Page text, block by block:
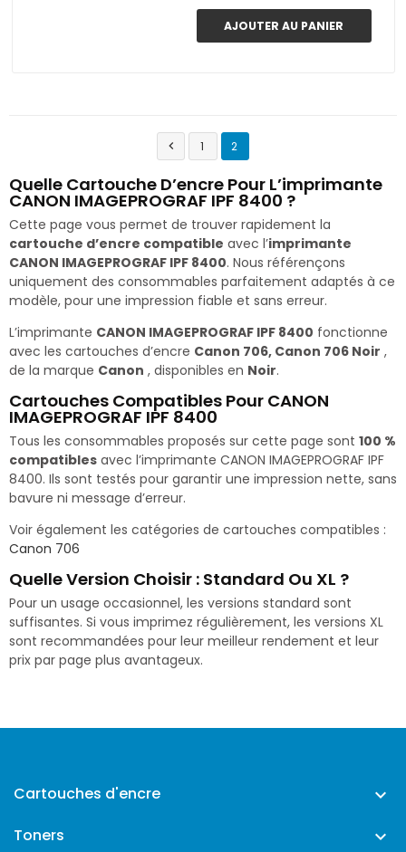
AJOUTER AU PANIER
 1 2
Quelle Cartouche D’encre Pour L’imprimante
CANON IMAGEPROGRAF IPF 8400 ?
Cette page vous permet de trouver rapidement la
cartouche d’encre compatible avec l’imprimante
CANON IMAGEPROGRAF IPF 8400. Nous référençons
uniquement des consommables parfaitement adaptés à ce
modèle, pour une impression fiable et sans erreur.
L’imprimante CANON IMAGEPROGRAF IPF 8400 fonctionne
avec les cartouches d’encre Canon 706, Canon 706 Noir ,
de la marque Canon , disponibles en Noir.
Cartouches Compatibles Pour CANON
IMAGEPROGRAF IPF 8400
Tous les consommables proposés sur cette page sont 100 %
compatibles avec l’imprimante CANON IMAGEPROGRAF IPF
8400. Ils sont testés pour garantir une impression nette, sans
bavure ni message d’erreur.
Voir également les catégories de cartouches compatibles :
Canon 706
Quelle Version Choisir : Standard Ou XL ?
Pour un usage occasionnel, les versions standard sont
suffisantes. Si vous imprimez régulièrement, les versions XL
sont recommandées pour leur meilleur rendement et leur
prix par page plus avantageux.
Cartouches d'encre 
Toners 